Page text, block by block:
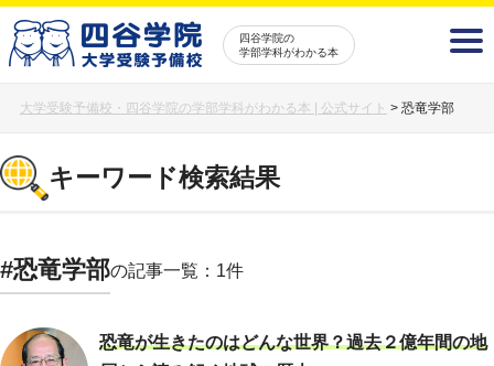
四谷学院の
学部学科がわかる本
大学受験予備校・四谷学院の学部学科がわかる本 | 公式サイト > 恐竜学部
キーワード検索結果
#恐竜学部の記事一覧：1件
恐竜が生きたのはどんな世界？過去２億年間の地